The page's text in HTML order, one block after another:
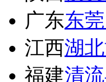
广东东
江西湖
福建清